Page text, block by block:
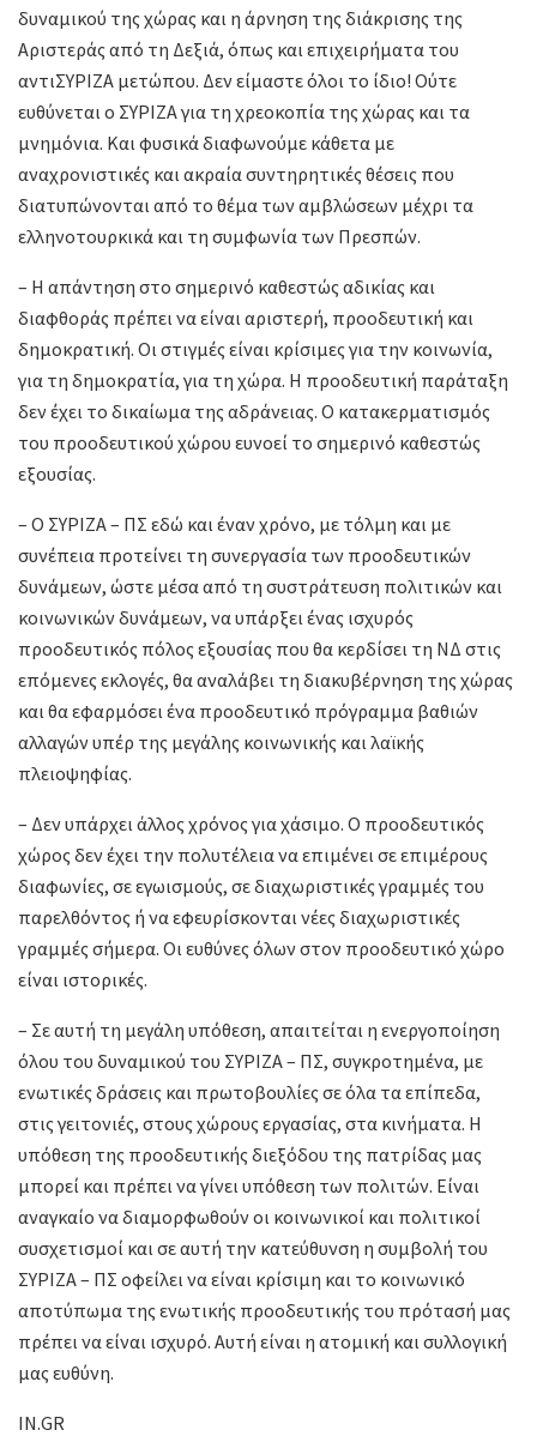
δυναμικού της χώρας και η άρνηση της διάκρισης της
Αριστεράς από τη Δεξιά, όπως και επιχειρήματα του
αντιΣΥΡΙΖΑ μετώπου. Δεν είμαστε όλοι το ίδιο! Ούτε
ευθύνεται ο ΣΥΡΙΖΑ για τη χρεοκοπία της χώρας και τα
μνημόνια. Και φυσικά διαφωνούμε κάθετα με
αναχρονιστικές και ακραία συντηρητικές θέσεις που
διατυπώνονται από το θέμα των αμβλώσεων μέχρι τα
ελληνοτουρκικά και τη συμφωνία των Πρεσπών.
– Η απάντηση στο σημερινό καθεστώς αδικίας και
διαφθοράς πρέπει να είναι αριστερή, προοδευτική και
δημοκρατική. Οι στιγμές είναι κρίσιμες για την κοινωνία,
για τη δημοκρατία, για τη χώρα. Η προοδευτική παράταξη
δεν έχει το δικαίωμα της αδράνειας. Ο κατακερματισμός
του προοδευτικού χώρου ευνοεί το σημερινό καθεστώς
εξουσίας.
– Ο ΣΥΡΙΖΑ – ΠΣ εδώ και έναν χρόνο, με τόλμη και με
συνέπεια προτείνει τη συνεργασία των προοδευτικών
δυνάμεων, ώστε μέσα από τη συστράτευση πολιτικών και
κοινωνικών δυνάμεων, να υπάρξει ένας ισχυρός
προοδευτικός πόλος εξουσίας που θα κερδίσει τη ΝΔ στις
επόμενες εκλογές, θα αναλάβει τη διακυβέρνηση της χώρας
και θα εφαρμόσει ένα προοδευτικό πρόγραμμα βαθιών
αλλαγών υπέρ της μεγάλης κοινωνικής και λαϊκής
πλειοψηφίας.
– Δεν υπάρχει άλλος χρόνος για χάσιμο. Ο προοδευτικός
χώρος δεν έχει την πολυτέλεια να επιμένει σε επιμέρους
διαφωνίες, σε εγωισμούς, σε διαχωριστικές γραμμές του
παρελθόντος ή να εφευρίσκονται νέες διαχωριστικές
γραμμές σήμερα. Οι ευθύνες όλων στον προοδευτικό χώρο
είναι ιστορικές.
– Σε αυτή τη μεγάλη υπόθεση, απαιτείται η ενεργοποίηση
όλου του δυναμικού του ΣΥΡΙΖΑ – ΠΣ, συγκροτημένα, με
ενωτικές δράσεις και πρωτοβουλίες σε όλα τα επίπεδα,
στις γειτονιές, στους χώρους εργασίας, στα κινήματα. Η
υπόθεση της προοδευτικής διεξόδου της πατρίδας μας
μπορεί και πρέπει να γίνει υπόθεση των πολιτών. Είναι
αναγκαίο να διαμορφωθούν οι κοινωνικοί και πολιτικοί
συσχετισμοί και σε αυτή την κατεύθυνση η συμβολή του
ΣΥΡΙΖΑ – ΠΣ οφείλει να είναι κρίσιμη και το κοινωνικό
αποτύπωμα της ενωτικής προοδευτικής του πρότασή μας
πρέπει να είναι ισχυρό. Αυτή είναι η ατομική και συλλογική
μας ευθύνη.
IN.GR